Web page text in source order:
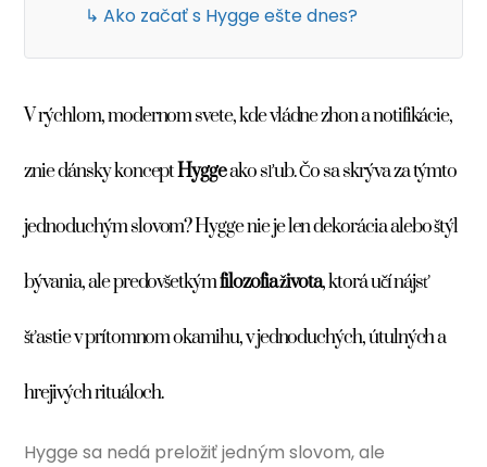
↳ Ako začať s Hygge ešte dnes?
V rýchlom, modernom svete, kde vládne zhon a notifikácie,
znie dánsky konceptHyggeako sľub. Čo sa skrýva za týmto
jednoduchým slovom? Hygge nie je len dekorácia alebo štýl
bývania, ale predovšetkýmfilozofia života, ktorá učí nájsť
šťastie v prítomnom okamihu, v jednoduchých, útulných a
hrejivých rituáloch.
Hygge sa nedá preložiť jedným slovom, ale